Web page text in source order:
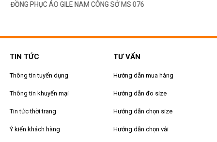
ĐỒNG PHỤC ÁO GILE NAM CÔNG SỞ MS 076
TIN TỨC
Thông tin tuyển dụng
Thông tin khuyến mại
Tin tức thời trang
Ý kiến khách hàng
TƯ VẤN
Hướng dẫn mua hàng
Hướng dẫn đo size
Hướng dẫn chọn size
Hướng dẫn chọn vải